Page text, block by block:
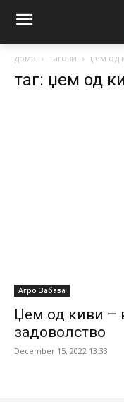
дома тагови џем од
таг: џем од
Агро Забава
Џем од киви –
задоволство
December 15, 2022 13:33